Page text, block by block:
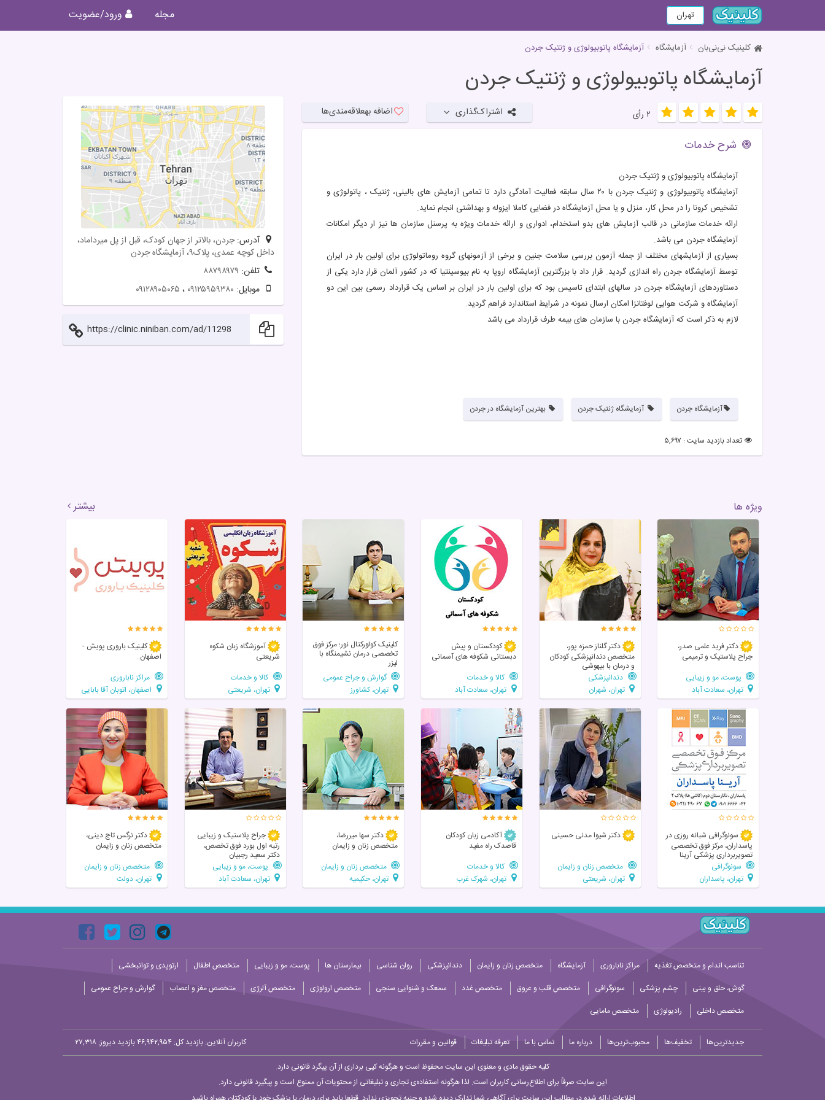
تهران مجله ورود/عضویت
کلینیک نی‌نی‌بان آزمایشگاه آزمايشگاه پاتوبیولوژی و ژنتيک جردن
آزمايشگاه پاتوبیولوژی و ژنتيک جردن
۲ رأی اشتراک‌گذاری اضافه بهعلاقه‌مندی‌ها
شرح خدمات
آزمايشگاه پاتوبیولوژی و ژنتيک جردن
آزمایشگاه پاتوبیولوژی و ژنتیک جردن با ۲۰ سال سابقه فعالیت آمادگی دارد تا تمامی آزمایش های بالینی، ژنتیک ، پاتولوژی و
تشخیص کرونا را در محل کار، منزل و یا محل آزمایشگاه در فضایی کاملا ایزوله و بهداشتی انجام نماید.
ارائه خدمات سازمانی در قالب آزمایش های بدو استخدام، ادواری و ارائه خدمات ویژه به پرسنل سازمان ها نیز ار دیگر امکانات
آزمایشگاه جردن می باشد.
بسیاری از آزمایشهای مختلف از جمله آزمون بررسی سلامت جنین و برخی از آزمونهای گروه روماتولوژی برای اولین بار در ایران
توسط آزمایشگاه جردن راه اندازی گردید. قرار داد با بزرگترین آزمایشگاه اروپا به نام بیوسینتیا که در کشور آلمان قرار دارد یکی از
دستاوردهای آزمایشگاه جردن در سالهای ابتدای تاسیس بود که برای اولین بار در ایران بر اساس یک قرارداد رسمی بین این دو
آزمایشگاه و شرکت هوایی لوفتانزا امکان ارسال نمونه در شرایط استاندارد فراهم گردید.
لازم به ذکر است که آزمایشگاه جردن با سازمان های بیمه طرف قرارداد می باشد
آزمایشگاه جردن آزمایشگاه ژنتیک جردن بهترین آزمایشگاه در جردن
تعداد بازدید سایت : ۵,۶۹۷
آدرس:جردن، بالاتر از جهان كودک، قبل از پل ميرداماد،
داخل كوچه عمدی، پلاک۹، آزمايشگاه جردن
تلفن: ۸۸۷۹۸۹۷۹
موبایل: ۰۹۱۲۵۹۵۹۳۸۰ ، ۰۹۱۲۸۹۰۵۰۶۵
https://clinic.niniban.com/ad/11298
ویژه ها بیشتر
دکتر فرید علمی صدر،
جراح پلاستیک و ترمیمی
پوست، مو و زیبایی
تهران، سعادت آباد
دکتر گلناز حمزه پور،
متخصص دندانپزشکی کودکان
و درمان با بیهوشی
دندانپزشکی
تهران، شهران
کودکستان و پیش
دبستانی شکوفه های آسمانی
کالا و خدمات
تهران، سعادت آباد
کلینیک کولورکتال نور؛ مرکز فوق‌
تخصصی درمان نشیمنگاه با
لیزر
گوارش و جراح عمومی
تهران، کشاورز
آموزشگاه زبان شکوه
شریعتی
کالا و خدمات
تهران، شریعتی
کلینیک باروری پویش -
اصفهان..
مراکز ناباروری
اصفهان، اتوبان آقا بابایی
سونوگرافی شبانه روزی در
پاسداران، مرکز فوق تخصصی
تصویربرداری پزشکی آرینا
سونوگرافی
تهران، پاسداران
دکتر شیوا مدنی حسینی
متخصص زنان و زایمان
تهران، شریعتی
آکادمی زبان کودکان
قاصدک راه مفید
کالا و خدمات
تهران، شهرک غرب
دکتر سها میررضا،
متخصص زنان و زایمان
متخصص زنان و زایمان
تهران، حکیمیه
جراح پلاستیک و زیبایی
رتبه اول بورد فوق تخصص،
دکتر سعید رجبیان
پوست، مو و زیبایی
تهران، سعادت آباد
دکتر نرگس تاج دینی،
متخصص زنان و زایمان
متخصص زنان و زایمان
تهران، دولت
تناسب اندام و متخصص تغذیه مراکز ناباروری آزمایشگاه متخصص زنان و زایمان دندانپزشکی روان شناسی بیمارستان ها پوست، مو و زیبایی متخصص اطفال
ارتوپدی و توانبخشی
گوش، حلق و بینی
چشم پزشکی سونوگرافی متخصص قلب و عروق متخصص غدد سمعک و شنوایی سنجی متخصص ارولوژی متخصص آلرژی متخصص مغز و اعصاب
گوارش و جراح عمومی
متخصص داخلی
رادیولوژی متخصص مامایی
جدیدترین‌ها تخفیف‌ها محبوب‌ترین‌ها درباره ما تماس با ما تعرفه تبلیغات قوانین و مقررات کاربران آنلاین: بازدید کل: ۴۶,۹۴۲,۹۵۴
بازدید دیروز: ۲۷,۳۱۸
کلیه حقوق مادی و معنوی این سایت محفوظ است و هرگونه کپی برداری از آن پیگرد قانونی دارد.
این سایت صرفاً برای اطلاع‌رسانی کاربران است. لذا هرگونه استفاده‌ی تجاری و تبلیغاتی از محتویات آن ممنوع است و پیگیرد قانونی دارد.